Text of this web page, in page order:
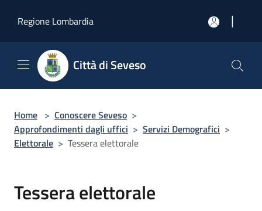
Regione Lombardia
|
Città di Seveso
Home > Conoscere Seveso >
Approfondimenti dagli uffici > Servizi Demografici >
Elettorale > Tessera elettorale
Tessera elettorale